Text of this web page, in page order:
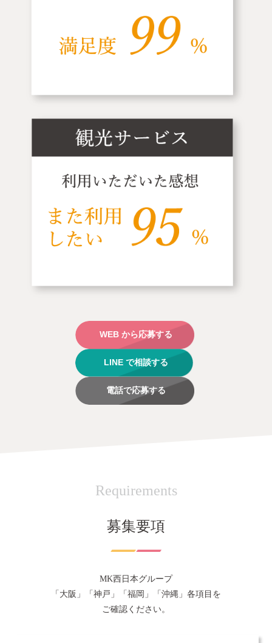
WEB から応募する
LINE で相談する
電話で応募する
Requirements
募集要項
MK西日本グループ
「大阪」「神戸」「福岡」「沖縄」各項目を
ご確認ください。